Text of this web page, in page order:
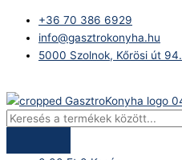
content
+36 70 386 6929
info@gasztrokonyha.hu
5000 Szolnok, Kőrösi út 94.
search
ételszállító
termosz
rozsdamentes
acél
betéttel